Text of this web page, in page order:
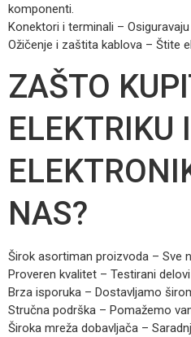
komponenti.
Konektori i terminali –
Ožičenje i zaštita kablova – Štite
ZAŠTO
ELEKTRIKU I
NAS?
Širok asortiman proizvoda – Sve
Proveren kvalitet – Testirani
Brza isporuka – Dostavljamo
Stručna podrška – Pomažemo
Široka mreža dobavljača –